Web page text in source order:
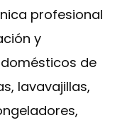
profesional
y
de
lavavajillas,